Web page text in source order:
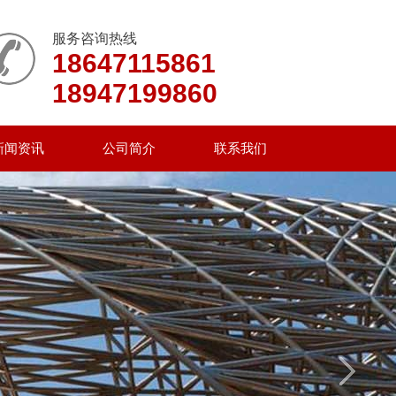
服务咨询热线
18647115861
18947199860
闻资讯 公司简介 联系我们